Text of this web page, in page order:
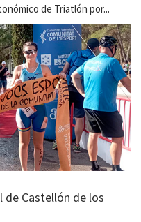
de Triatlón por...
de Castellón de los